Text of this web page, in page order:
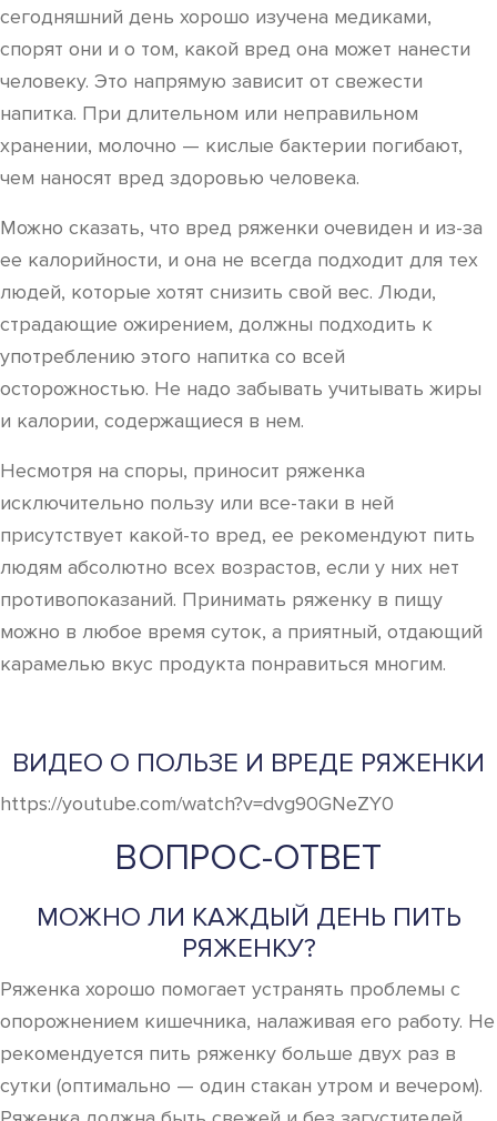
сегодняшний день хорошо изучена медиками,
спорят они и о том, какой вред она может нанести
человеку. Это напрямую зависит от свежести
напитка. При длительном или неправильном
хранении, молочно — кислые бактерии погибают,
чем наносят вред здоровью человека.
Можно сказать, что вред ряженки очевиден и из-за
ее калорийности, и она не всегда подходит для тех
людей, которые хотят снизить свой вес. Люди,
страдающие ожирением, должны подходить к
употреблению этого напитка со всей
осторожностью. Не надо забывать учитывать жиры
и калории, содержащиеся в нем.
Несмотря на споры, приносит ряженка
исключительно пользу или все-таки в ней
присутствует какой-то вред, ее рекомендуют пить
людям абсолютно всех возрастов, если у них нет
противопоказаний. Принимать ряженку в пищу
можно в любое время суток, а приятный, отдающий
карамелью вкус продукта понравиться многим.
ВИДЕО О ПОЛЬЗЕ И ВРЕДЕ РЯЖЕНКИ
https://youtube.com/watch?v=dvg90GNeZY0
ВОПРОС-ОТВЕТ
МОЖНО ЛИ КАЖДЫЙ ДЕНЬ ПИТЬ
РЯЖЕНКУ?
Ряженка хорошо помогает устранять проблемы с
опорожнением кишечника, налаживая его работу. Не
рекомендуется пить ряженку больше двух раз в
сутки (оптимально — один стакан утром и вечером).